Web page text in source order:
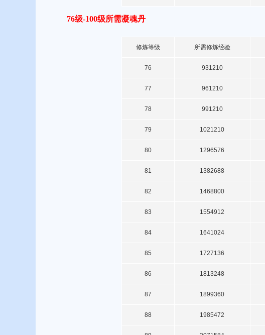
76级-100级所需凝魂丹
修炼等级 所需修炼经验
76 931210
77 961210
78 991210
79 1021210
80 1296576
81 1382688
82 1468800
83 1554912
84 1641024
85 1727136
86 1813248
87 1899360
88 1985472